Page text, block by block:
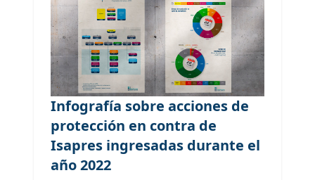
Infografía sobre acciones de
protección en contra de
Isapres ingresadas durante el
año 2022